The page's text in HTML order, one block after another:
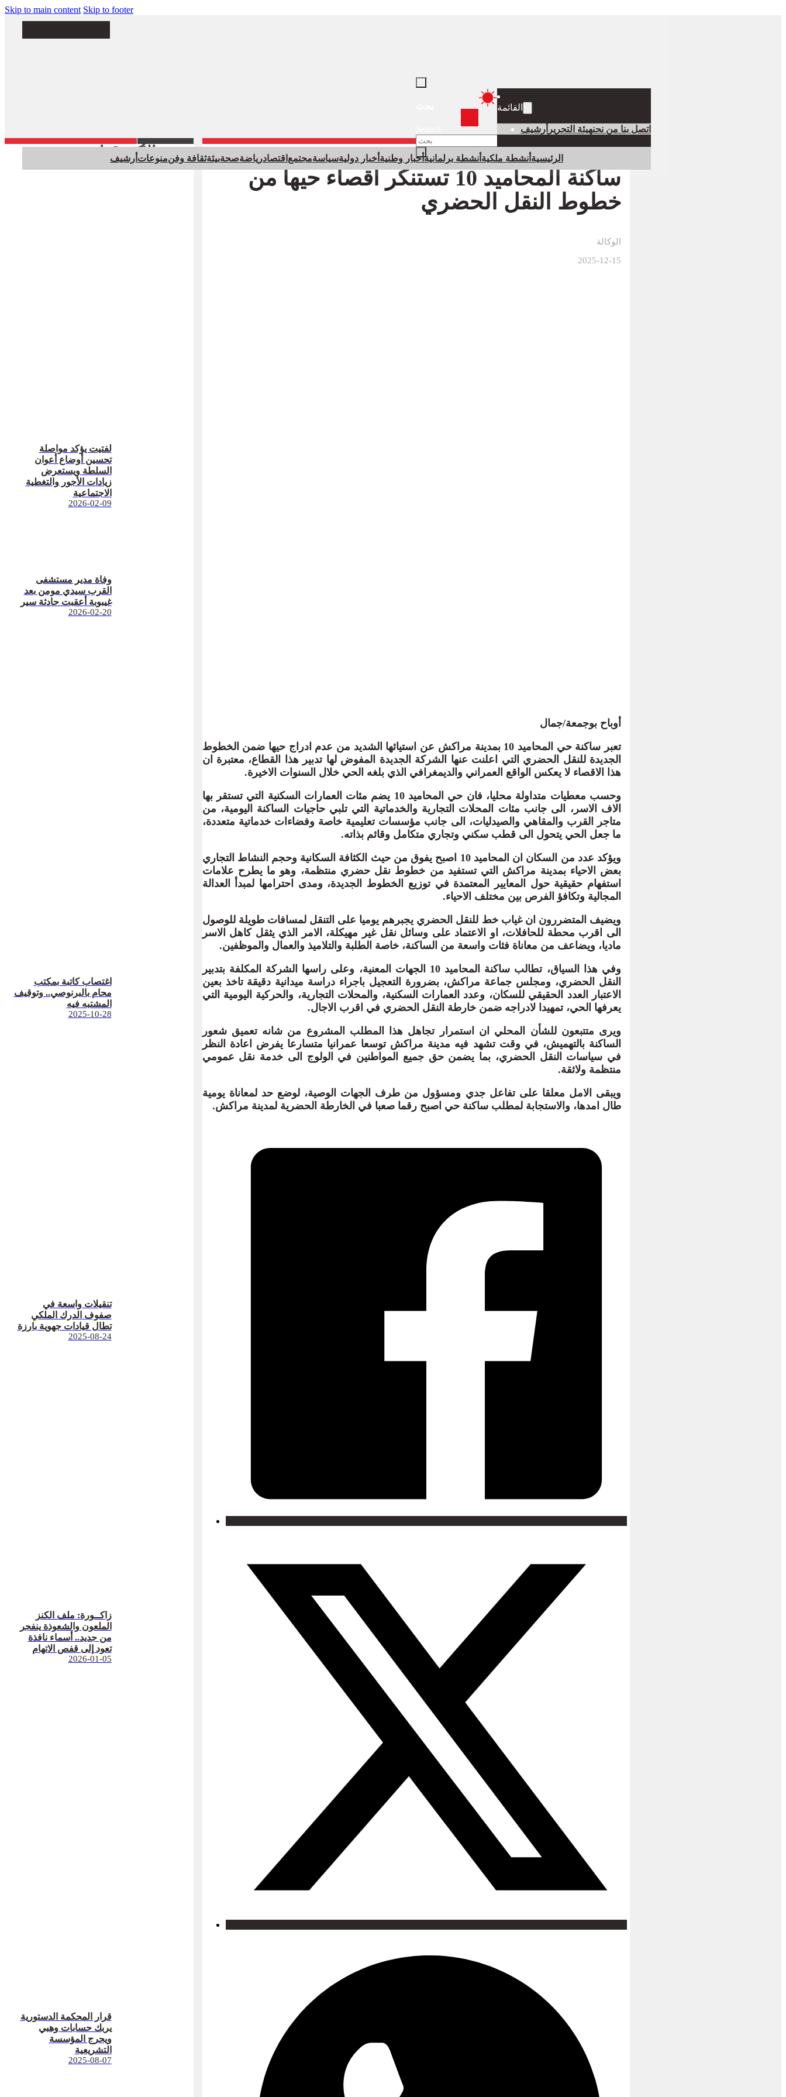
Skip to main content Skip to footer
×
القائمة
اتصل بنا من نحنهيئة التحرير أرشيف
الرئيسية أنشطة ملكية أنشطة برلمانيةأخبار وطنية أخبار دوليةسياسةمجتمع اقتصادرياضةصحةبيئةثقافة وفنمنوعات أرشيف
الأكثر قراءة
لفتيت يؤكد مواصلة
تحسين أوضاع أعوان
السلطة ويستعرض
زيادات الأجور والتغطية
الاجتماعية
2026-02-09
وفاة مدير مستشفى
القرب سيدي مومن بعد
غيبوبة أعقبت حادثة سير
2026-02-20
اغتصاب كاتبة بمكتب
محام بالبرنوصي.. وتوقيف
المشتبه فيه
2025-10-28
تنقيلات واسعة في
صفوف الدرك الملكي
تطال قيادات جهوية بارزة
2025-08-24
زاكــورة: ملف الكنز
الملعون والشعوذة ينفجر
من جديد.. أسماء نافذة
تعود إلى قفص الاتهام
2026-01-05
قرار المحكمة الدستورية
يربك حسابات وهبي
ويحرج المؤسسة
التشريعية
2025-08-07
ساكنة المحاميد 10 تستنكر اقصاء حيها من
خطوط النقل الحضري
الوكالة
2025-12-15
أوباح بوجمعة/جمال
تعبر ساكنة حي المحاميد 10 بمدينة مراكش عن استيائها الشديد من عدم ادراج حيها ضمن الخطوط
الجديدة للنقل الحضري التي اعلنت عنها الشركة الجديدة المفوض لها تدبير هذا القطاع، معتبرة ان
هذا الاقصاء لا يعكس الواقع العمراني والديمغرافي الذي بلغه الحي خلال السنوات الاخيرة.
وحسب معطيات متداولة محليا، فان حي المحاميد 10 يضم مئات العمارات السكنية التي تستقر بها
الاف الاسر، الى جانب مئات المحلات التجارية والخدماتية التي تلبي حاجيات الساكنة اليومية، من
متاجر القرب والمقاهي والصيدليات، الى جانب مؤسسات تعليمية خاصة وفضاءات خدماتية متعددة،
ما جعل الحي يتحول الى قطب سكني وتجاري متكامل وقائم بذاته.
ويؤكد عدد من السكان ان المحاميد 10 اصبح يفوق من حيث الكثافة السكانية وحجم النشاط التجاري
بعض الاحياء بمدينة مراكش التي تستفيد من خطوط نقل حضري منتظمة، وهو ما يطرح علامات
استفهام حقيقية حول المعايير المعتمدة في توزيع الخطوط الجديدة، ومدى احترامها لمبدأ العدالة
المجالية وتكافؤ الفرص بين مختلف الاحياء.
ويضيف المتضررون ان غياب خط للنقل الحضري يجبرهم يوميا على التنقل لمسافات طويلة للوصول
الى اقرب محطة للحافلات، او الاعتماد على وسائل نقل غير مهيكلة، الامر الذي يثقل كاهل الاسر
ماديا، ويضاعف من معاناة فئات واسعة من الساكنة، خاصة الطلبة والتلاميذ والعمال والموظفين.
وفي هذا السياق، تطالب ساكنة المحاميد 10 الجهات المعنية، وعلى راسها الشركة المكلفة بتدبير
النقل الحضري، ومجلس جماعة مراكش، بضرورة التعجيل باجراء دراسة ميدانية دقيقة تاخذ بعين
الاعتبار العدد الحقيقي للسكان، وعدد العمارات السكنية، والمحلات التجارية، والحركية اليومية التي
يعرفها الحي، تمهيدا لادراجه ضمن خارطة النقل الحضري في اقرب الاجال.
ويرى متتبعون للشأن المحلي ان استمرار تجاهل هذا المطلب المشروع من شانه تعميق شعور
الساكنة بالتهميش، في وقت تشهد فيه مدينة مراكش توسعا عمرانيا متسارعا يفرض اعادة النظر
في سياسات النقل الحضري، بما يضمن حق جميع المواطنين في الولوج الى خدمة نقل عمومي
منتظمة ولائقة.
ويبقى الامل معلقا على تفاعل جدي ومسؤول من طرف الجهات الوصية، لوضع حد لمعاناة يومية
طال امدها، والاستجابة لمطلب ساكنة حي اصبح رقما صعبا في الخارطة الحضرية لمدينة مراكش.